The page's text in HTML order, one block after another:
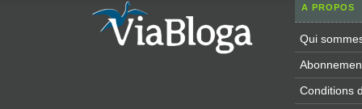
A PROPOS
Qui
Conditions